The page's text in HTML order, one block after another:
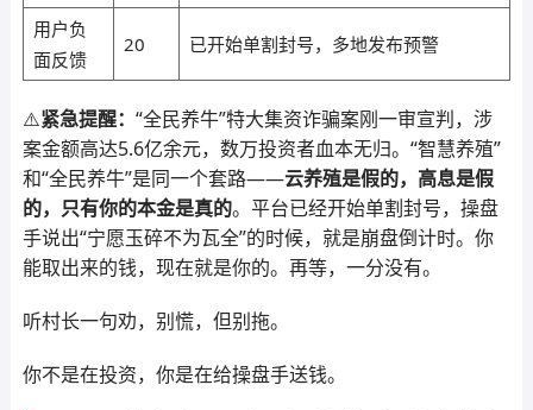
用户负
面反馈
20 已开始单割封号，多地发布预警
⚠️紧急提醒： “全民养牛”特大集资诈骗案刚一审宣判，涉
案金额高达5.6亿余元，数万投资者血本无归。“智慧养殖”
和“全民养牛”是同一个套路——云养殖是假的，高息是假
的，只有你的本金是真的。平台已经开始单割封号，操盘
手说出“宁愿玉碎不为瓦全”的时候，就是崩盘倒计时。你
能取出来的钱，现在就是你的。再等，一分没有。
听村长一句劝，别慌，但别拖。
你不是在投资，你是在给操盘手送钱。